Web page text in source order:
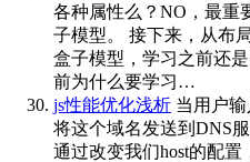
各种属性么？NO，最重
子模型。 接下来，从布
盒子模型，学习之前还
前为什么要学习…
js性能优化浅析 当用户
将这个域名发送到DNS
通过改变我们host的配